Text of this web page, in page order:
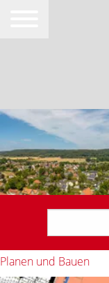
Planen und Bauen